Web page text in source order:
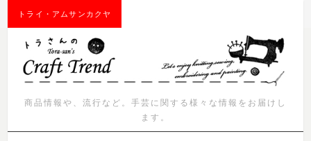
トライ・アムサンカクヤ
商品情報や、流行など。手芸に関する様々な情報をお届けし
ます。